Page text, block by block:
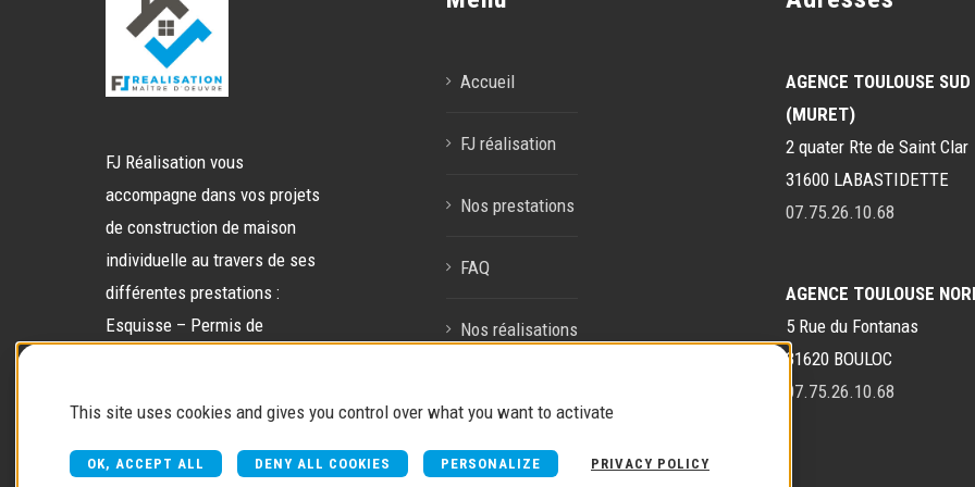
FJ Réalisation vous
accompagne dans vos projets
de construction de maison
individuelle au travers de ses
différentes prestations :
Esquisse – Permis de
Accueil
FJ réalisation
Nos prestations
FAQ
Nos réalisations
AGENCE TOULOUSE SUD
(MURET)
2 quater Rte de Saint Clar
31600 LABASTIDETTE
07.75.26.10.68
AGENCE TOULOUSE
5 Rue du Fontanas
31620 BOULOC
07.75.26.10.68
This site uses cookies and gives you control over what you want to activate
OK, ACCEPT ALL DENY ALL COOKIES PERSONALIZE PRIVACY POLICY